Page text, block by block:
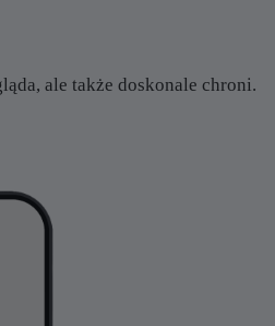
ale także doskonale chroni.